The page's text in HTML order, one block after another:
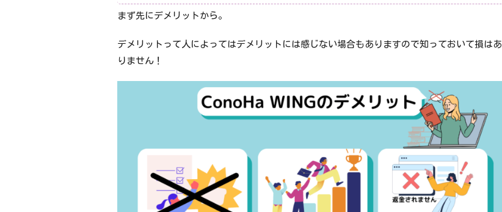
まず先にデメリットから。
デメリットって人によってはデメリットには感じない場合もありますので知っておいて損はあ
りません！